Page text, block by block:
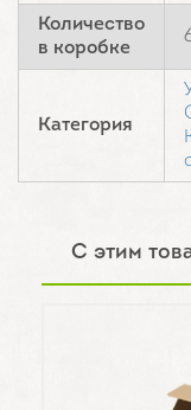
Количество
в коробке
Категория
С этим